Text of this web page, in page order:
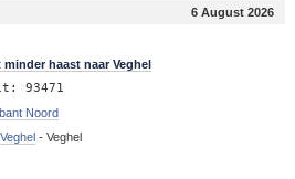
6 August 2026
haast naar Veghel
93471
Noord
Veghel- Veghel